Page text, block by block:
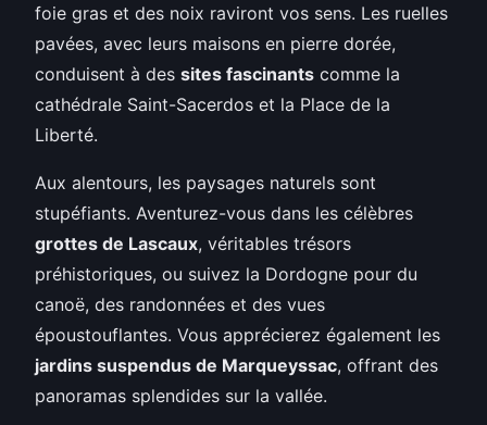
foie gras et des noix raviront vos sens. Les ruelles
pavées, avec leurs maisons en pierre dorée,
conduisent à des sites fascinants comme la
cathédrale Saint-Sacerdos et la Place de la
Liberté.
Aux alentours, les paysages naturels sont
stupéfiants. Aventurez-vous dans les célèbres
grottes de Lascaux, véritables trésors
préhistoriques, ou suivez la Dordogne pour du
canoë, des randonnées et des vues
époustouflantes. Vous apprécierez également les
jardins suspendus de Marqueyssac, offrant des
panoramas splendides sur la vallée.